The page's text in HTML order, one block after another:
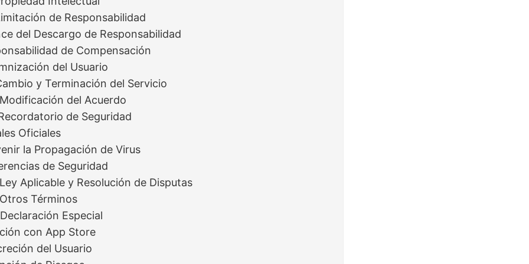
de Responsabilidad
del Descargo de Responsabilidad
de Compensación
del Usuario
y Terminación del Servicio
del Acuerdo
de Seguridad
Oficiales
la Propagación de Virus
de Seguridad
Aplicable y Resolución de Disputas
Términos
Especial
con App Store
del Usuario